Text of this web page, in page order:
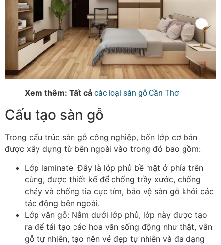
Xem thêm: Tất cả các loại sàn gỗ Cần Thơ
Cấu tạo sàn gỗ
Trong cấu trúc sàn gỗ công nghiệp, bốn lớp cơ bản
được xây dựng từ bên ngoài vào trong đó bao gồm:
Lớp laminate: Đây là lớp phủ bề mặt ở phía trên
cùng, được thiết kế để chống trầy xước, chống
cháy và chống tia cực tím, bảo vệ sàn gỗ khỏi các
tác động bên ngoài.
Lớp vân gỗ: Nằm dưới lớp phủ, lớp này được tạo
ra để tái tạo các hoa văn sống động như thật, vân
gỗ tự nhiên, tạo nên vẻ đẹp tự nhiên và đa dạng